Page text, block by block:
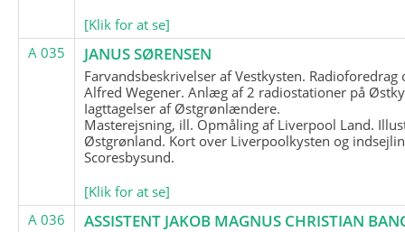
[Klik for at se]
A 035
JANUS SØRENSEN
Farvandsbeskrivelser af Vestkysten. Radioforedrag
Alfred Wegener. Anlæg af 2 radiostationer på
Iagttagelser af Østgrønlændere.
Masterejsning, ill. Opmåling af Liverpool Land.
Østgrønland. Kort over Liverpoolkysten og
Scoresbysund.
[Klik for at se]
A 036
ASSISTENT JAKOB MAGNUS CHRISTIAN